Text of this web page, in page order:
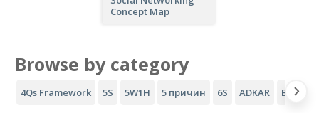
Concept Map
Browse by category
4Qs Framework 5S 5W1H 5 причин 6S ADKAR